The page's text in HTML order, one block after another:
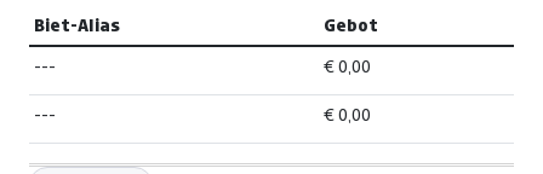
Biet-Alias Gebot
--- € 0,00
--- € 0,00